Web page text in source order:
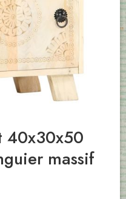
40x30x50
massif